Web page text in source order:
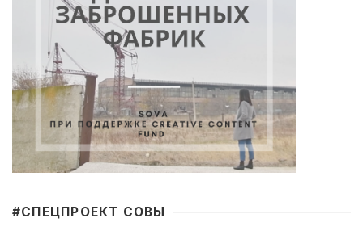
#CПЕЦПРОЕКТ СОВЫ